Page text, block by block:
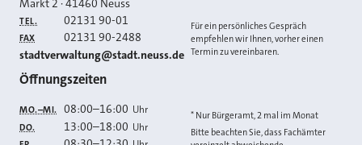
Markt 2 ·41460 Neuss
TEL. 02131 90-01
FAX 02131 90-2488
E-MAIL
stadtverwaltung@stadt.neuss.de
Für ein persönliches Gespräch
empfehlen wir Ihnen, vorher einen
Termin zu vereinbaren.
Öffnungszeiten
MO.–MI. 08:00–16:00 Uhr
DO. 13:00–18:00 Uhr
* Nur Bürgeramt, 2 mal im Monat
Bitte beachten Sie, dass Fachämter